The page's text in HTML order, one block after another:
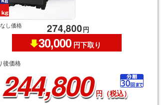
し価格 274,800円
30,000 円下取り
後価格
244,800 円（税込）